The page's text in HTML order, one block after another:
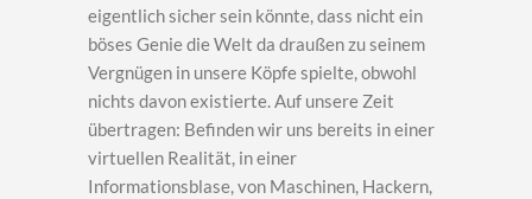
eigentlich sicher sein könnte, dass nicht ein
böses Genie die Welt da draußen zu seinem
Vergnügen in unsere Köpfe spielte, obwohl
nichts davon existierte. Auf unsere Zeit
übertragen: Befinden wir uns bereits in einer
virtuellen Realität, in einer
Informationsblase, von Maschinen, Hackern,